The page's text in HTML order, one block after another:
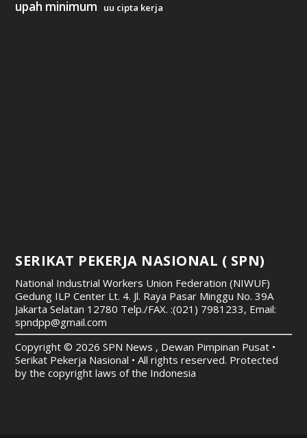
upah minimum uu cipta kerja
SERIKAT PEKERJA NASIONAL ( SPN)
National Industrial Workers Union Federation (NIWUF)
Gedung ILP Center Lt. 4. Jl. Raya Pasar Minggu No. 39A
Jakarta Selatan 12780 Telp./FAX. :(021) 7981233, Email:
spndpp@gmail.com
Copyright © 2026 SPN News , Dewan Pimpinan Pusat •
Serikat Pekerja Nasional • All rights reserved. Protected
by the copyright laws of the Indonesia